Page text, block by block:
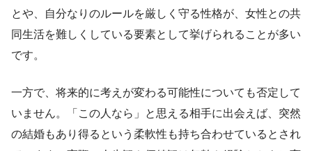
とや、自分なりのルールを厳しく守る性格が、女性との共
同生活を難しくしている要素として挙げられることが多い
です。
一方で、将来的に考えが変わる可能性についても否定して
いません。「この人なら」と思える相手に出会えば、突然
の結婚もあり得るという柔軟性も持ち合わせているとされ